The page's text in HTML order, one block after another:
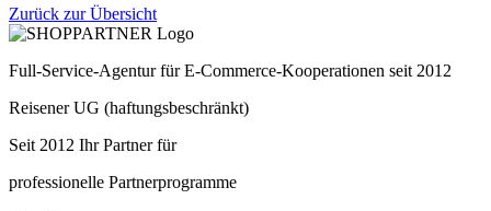
Zurück zur Übersicht
Full-Service-Agentur für E-Commerce-Kooperationen seit 2012
Reisener UG (haftungsbeschränkt)
Seit 2012 Ihr Partner für
professionelle Partnerprogramme